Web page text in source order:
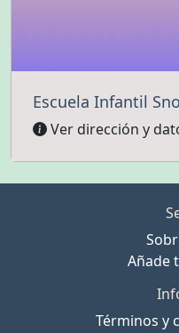
Escuela Infantil
Ver dirección y
Añade
Términos y